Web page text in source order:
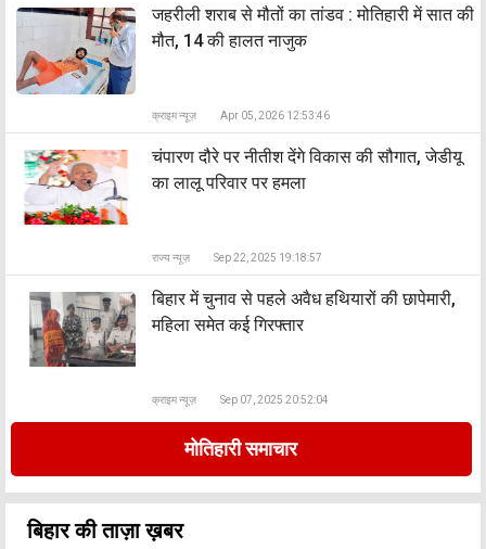
जहरीली शराब से मौतों का तांडव : मोतिहारी में सात की
मौत, 14 की हालत नाजुक
क्राइम न्यूज़ Apr 05, 2026 12:53:46
चंपारण दौरे पर नीतीश देंगे विकास की सौगात, जेडीयू
का लालू परिवार पर हमला
राज्य न्यूज़ Sep 22, 2025 19:18:57
बिहार में चुनाव से पहले अवैध हथियारों की छापेमारी,
महिला समेत कई गिरफ्तार
क्राइम न्यूज़ Sep 07, 2025 20:52:04
मोतिहारी समाचार
बिहार की ताज़ा ख़बर